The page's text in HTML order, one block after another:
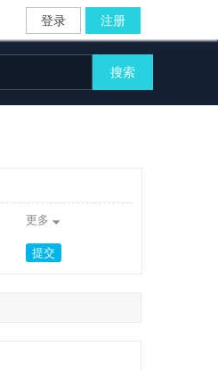
登录 注册
搜索
更多 
提交